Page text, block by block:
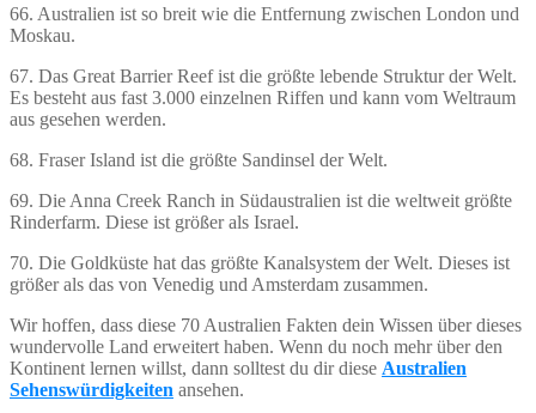
66. Australien ist so breit wie die Entfernung zwischen London und
Moskau.
67. Das Great Barrier Reef ist die größte lebende Struktur der Welt.
Es besteht aus fast 3.000 einzelnen Riffen und kann vom Weltraum
aus gesehen werden.
68. Fraser Island ist die größte Sandinsel der Welt.
69. Die Anna Creek Ranch in Südaustralien ist die weltweit größte
Rinderfarm. Diese ist größer als Israel.
70. Die Goldküste hat das größte Kanalsystem der Welt. Dieses ist
größer als das von Venedig und Amsterdam zusammen.
Wir hoffen, dass diese 70 Australien Fakten dein Wissen über dieses
wundervolle Land erweitert haben. Wenn du noch mehr über den
Kontinent lernen willst, dann solltest du dir diese Australien
Sehenswürdigkeiten ansehen.